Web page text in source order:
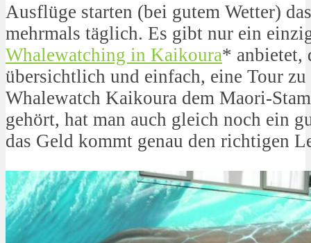
Ausflüge starten (bei gutem Wetter)
mehrmals täglich. Es gibt nur ein
Whalewatching in Kaikoura* anbietet,
übersichtlich und einfach, eine Tour zu
Whalewatch Kaikoura dem Maori-
gehört, hat man auch gleich noch ein
das Geld kommt genau den richtigen